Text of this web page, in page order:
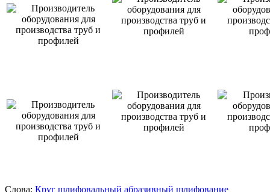
Слова: Круг шлифовальный абразивный шлифование